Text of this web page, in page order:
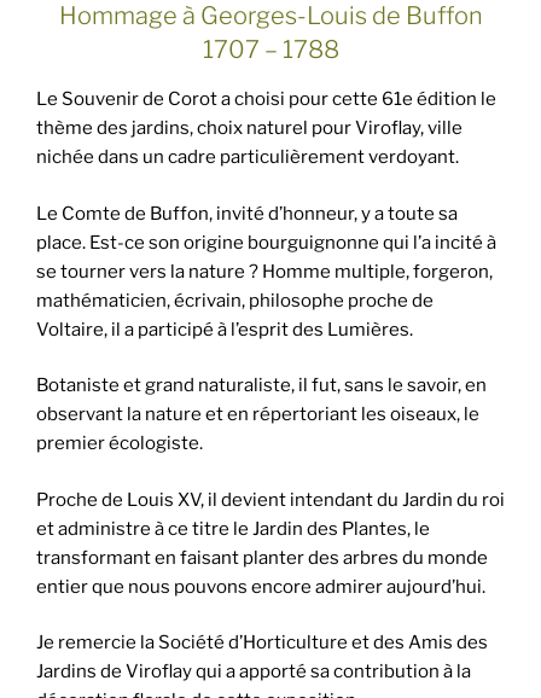
Hommage à Georges-Louis de Buffon
1707 – 1788
Le Souvenir de Corot a choisi pour cette 61e édition le
thème des jardins, choix naturel pour Viroflay, ville
nichée dans un cadre particulièrement verdoyant.
Le Comte de Buffon, invité d’honneur, y a toute sa
place. Est-ce son origine bourguignonne qui l’a incité à
se tourner vers la nature ? Homme multiple, forgeron,
mathématicien, écrivain, philosophe proche de
Voltaire, il a participé à l’esprit des Lumières.
Botaniste et grand naturaliste, il fut, sans le savoir, en
observant la nature et en répertoriant les oiseaux, le
premier écologiste.
Proche de Louis XV, il devient intendant du Jardin du roi
et administre à ce titre le Jardin des Plantes, le
transformant en faisant planter des arbres du monde
entier que nous pouvons encore admirer aujourd’hui.
Je remercie la Société d’Horticulture et des Amis des
Jardins de Viroflay qui a apporté sa contribution à la